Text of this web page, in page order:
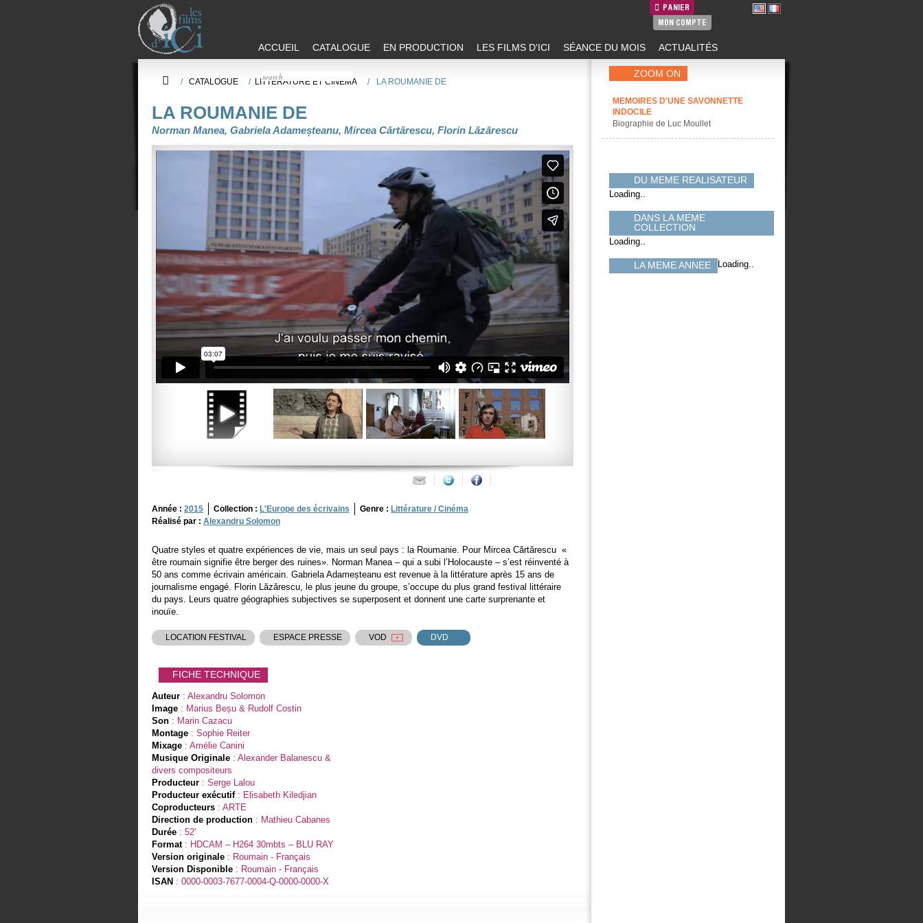
PANIER
MON COMPTE
ACCUEIL CATALOGUE EN PRODUCTION LES FILMS D'ICI SÉANCE DU MOIS ACTUALITÉS
/ CATALOGUE / LITTÉRATURE ET CINEMA / LA ROUMANIE DE
LA ROUMANIE DE
Norman Manea, Gabriela Adameșteanu, Mircea Cărtărescu, Florin Lăzărescu
Année : 2015 Collection : L'Europe des écrivains Genre : Littérature / Cinéma
Réalisé par : Alexandru Solomon
Quatre styles et quatre expériences de vie, mais un seul pays : la Roumanie. Pour Mircea Cărtărescu «
être roumain signifie être berger des ruines». Norman Manea – qui a subi l’Holocauste – s’est réinventé à
50 ans comme écrivain américain. Gabriela Adameșteanu est revenue à la littérature après 15 ans de
journalisme engagé. Florin Lăzărescu, le plus jeune du groupe, s’occupe du plus grand festival littéraire
du pays. Leurs quatre géographies subjectives se superposent et donnent une carte surprenante et
inouïe.
LOCATION FESTIVAL ESPACE PRESSE VOD DVD
FICHE TECHNIQUE
Auteur : Alexandru Solomon
Image : Marius Beșu & Rudolf Costin
Son : Marin Cazacu
Montage : Sophie Reiter
Mixage : Amélie Canini
Musique Originale : Alexander Balanescu &
divers compositeurs
Producteur : Serge Lalou
Producteur exécutif: Elisabeth Kiledjian
Coproducteurs : ARTE
Direction de production : Mathieu Cabanes
Durée : 52'
Format: HDCAM – H264 30mbts – BLU RAY
Version originale : Roumain - Français
Version Disponible : Roumain - Français
ISAN : 0000-0003-7677-0004-Q-0000-0000-X
ZOOM ON
MEMOIRES D'UNE SAVONNETTE
INDOCILE
Biographie de Luc Moullet
DU MEME REALISATEUR
Loading..
DANS LA MEME
COLLECTION
Loading..
LA MEME ANNEE Loading..